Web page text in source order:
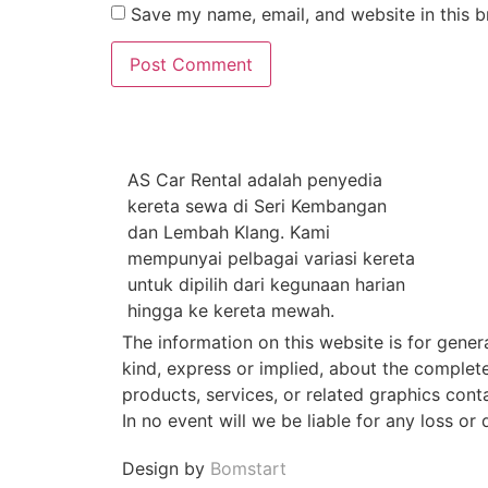
Save my name, email, and website in this
AS Car Rental adalah penyedia
kereta sewa di Seri Kembangan
dan Lembah Klang. Kami
mempunyai pelbagai variasi kereta
untuk dipilih dari kegunaan harian
hingga ke kereta mewah.
The information on this website is for
kind, express or implied, about the
products, services, or related graphics
In no event will we be liable for any loss or
Design by Bomstart